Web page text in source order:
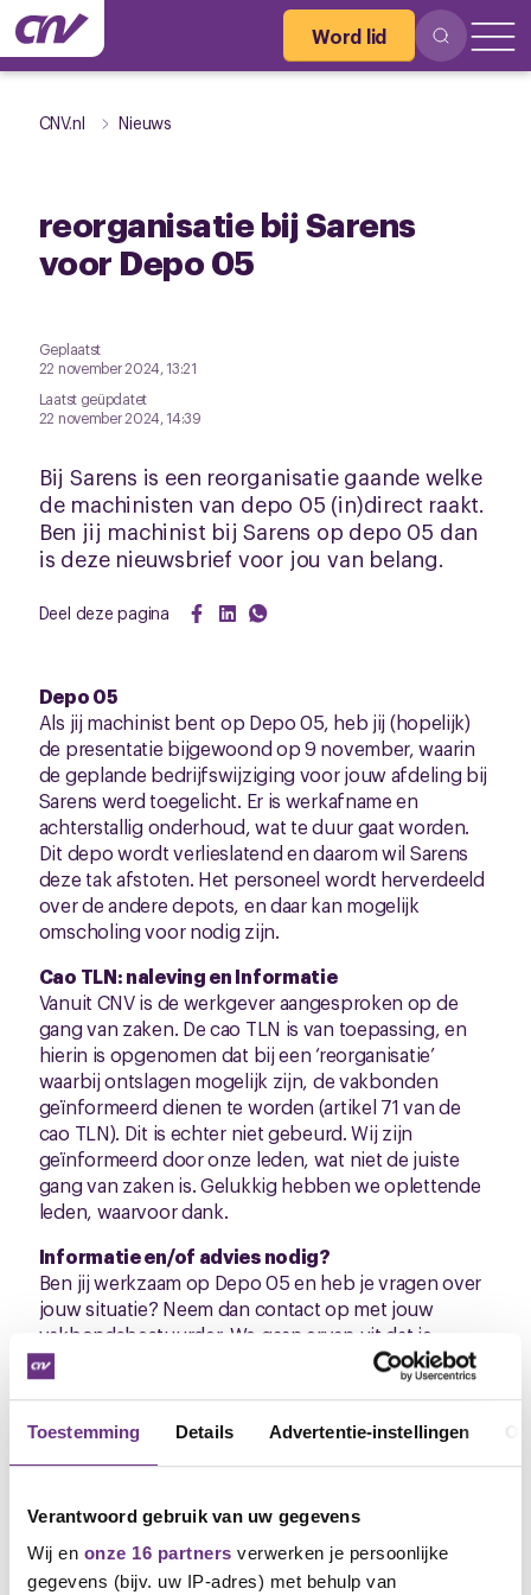
Toestemming Details Advertentie-instellingen
Verantwoord gebruik van uw gegevens
Wij en onze 16 partners verwerken je persoonlijke
gegevens (bijv. uw IP-adres) met behulp van
Word lid
CNV.nl Nieuws
reorganisatie bij Sarens
voor Depo 05
Geplaatst
22 november 2024, 13:21
Laatst geüpdatet
22 november 2024, 14:39
Bij Sarens is een reorganisatie gaande welke
de machinisten van depo 05 (in)direct raakt.
Ben jij machinist bij Sarens op depo 05 dan
is deze nieuwsbrief voor jou van belang.
Deel deze pagina
Depo 05
Als jij machinist bent op Depo 05, heb jij (hopelijk)
de presentatie bijgewoond op 9 november, waarin
de geplande bedrijfswijziging voor jouw afdeling bij
Sarens werd toegelicht. Er is werkafname en
achterstallig onderhoud, wat te duur gaat worden.
Dit depo wordt verlieslatend en daarom wil Sarens
deze tak afstoten. Het personeel wordt herverdeeld
over de andere depots, en daar kan mogelijk
omscholing voor nodig zijn.
Cao TLN: naleving en Informatie
Vanuit CNV is de werkgever aangesproken op de
gang van zaken. De cao TLN is van toepassing, en
hierin is opgenomen dat bij een ‘reorganisatie’
waarbij ontslagen mogelijk zijn, de vakbonden
geïnformeerd dienen te worden (artikel 71 van de
cao TLN). Dit is echter niet gebeurd. Wij zijn
geïnformeerd door onze leden, wat niet de juiste
gang van zaken is. Gelukkig hebben we oplettende
leden, waarvoor dank.
Informatie en/of advies nodig?
Ben jij werkzaam op Depo 05 en heb je vragen over
jouw situatie? Neem dan contact op met jouw
vakbondsbestuurder. We gaan ervan uit dat je
benaderd wordt voor een nieuwe werkplek binnen
Sarens en niet ineens een verzoek tot beëindiging
het geval zijn, neem dan meteen contact op met
CNV!
Tijd voor tijd regeling
Op 10 december a.s. is CNV aanwezig in verband
met de evaluatie tijd voor tijd regeling. Graag